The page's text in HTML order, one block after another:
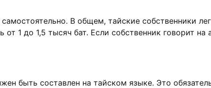
В общем, тайские собственники
1 до 1,5 тысяч бат. Если собственник говорит на
быть cоставлен на тайском языке. Это